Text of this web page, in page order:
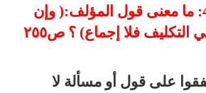
السؤال 40: ما معنى قول المؤلف:( وإن
فلا إجماع) ؟ ص٢٥٥
على قول أو مسألة لا